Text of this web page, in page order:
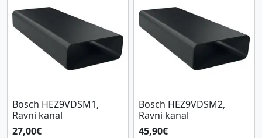
Bosch HEZ9VDSM1,
Ravni kanal
27,00€
Bosch HEZ9VDSM2,
Ravni kanal
45,90€